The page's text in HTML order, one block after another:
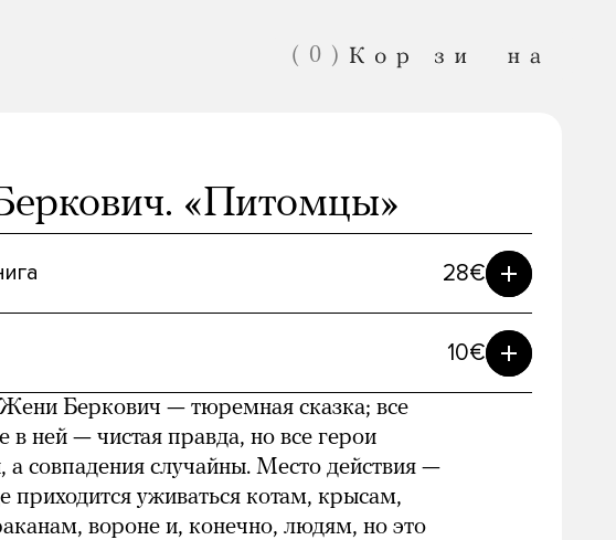
( 0 )
Спасибо!Ваша «Медуза»
«Питомцы»
28€
10€
Беркович — тюремная сказка; все
в ней — чистая правда, но все герои
совпадения случайны. Место действия —
приходится уживаться котам, крысам,
вороне и, конечно, людям, но это